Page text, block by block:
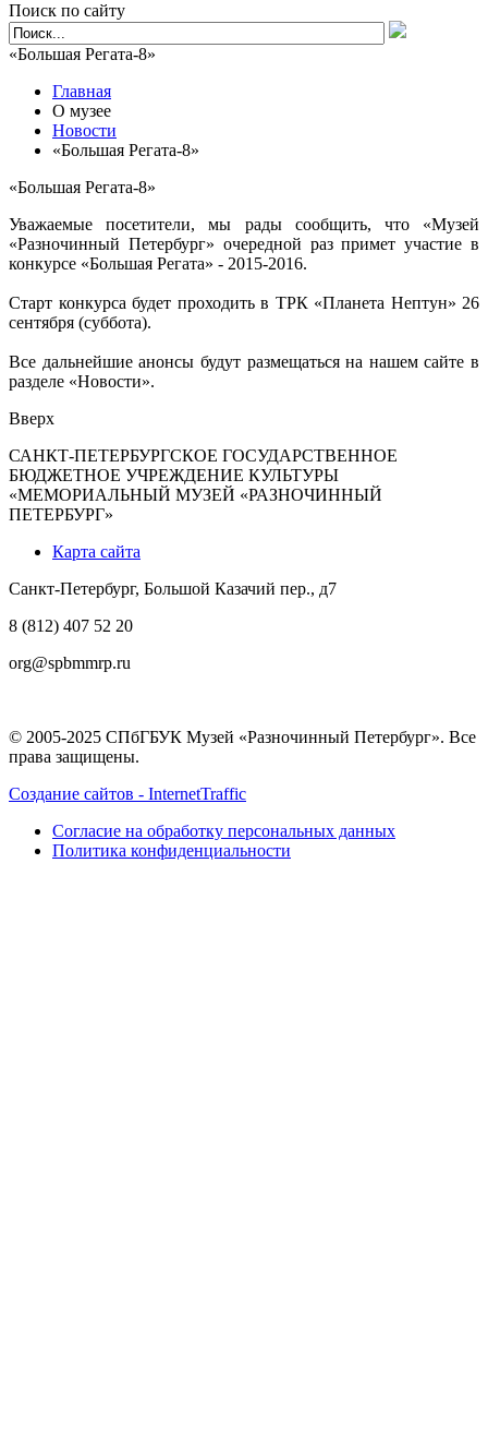
Поиск по сайту
«Большая Регата-8»
Главная
О музее
Новости
«Большая Регата-8»
«Большая Регата-8»
Уважаемые посетители, мы рады сообщить, что «Музей
«Разночинный Петербург» очередной раз примет участие в
конкурсе «Большая Регата» - 2015-2016.
Старт конкурса будет проходить в ТРК «Планета Нептун» 26
сентября (суббота).
Все дальнейшие анонсы будут размещаться на нашем сайте в
разделе «Новости».
Вверх
САНКТ-ПЕТЕРБУРГСКОЕ ГОСУДАРСТВЕННОЕ
БЮДЖЕТНОЕ УЧРЕЖДЕНИЕ КУЛЬТУРЫ
«МЕМОРИАЛЬНЫЙ МУЗЕЙ «РАЗНОЧИННЫЙ
ПЕТЕРБУРГ»
Карта сайта
Санкт-Петербург, Большой Казачий пер., д7
8 (812) 407 52 20
org@spbmmrp.ru
© 2005-2025 СПбГБУК Музей «Разночинный Петербург». Все
права защищены.
Создание сайтов - InternetTraffic
Согласие на обработку персональных данных
Политика конфиденциальности